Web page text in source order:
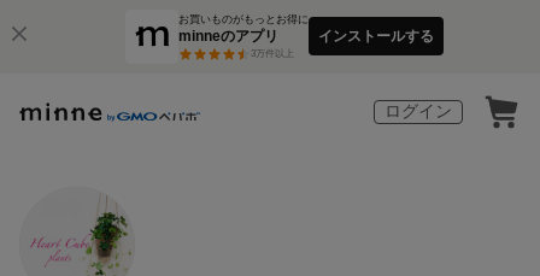
お買いものがもっとお得に
minneのアプリ
3万件以上
インストールする
ログイン